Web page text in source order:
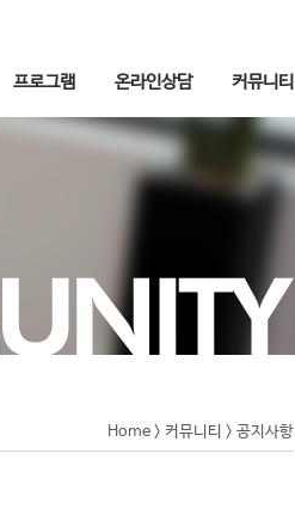
프로그램 온라인상담 커뮤니티
Home > 커뮤니티 > 공지사항